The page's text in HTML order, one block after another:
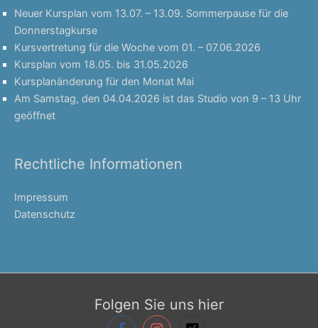
Neuer Kursplan vom 13.07. – 13.09. Sommerpause für die
Donnerstagkurse
Kursvertretung für die Woche vom 01. – 07.06.2026
Kursplan vom 18.05. bis 31.05.2026
Kursplanänderung für den Monat Mai
Am Samstag, den 04.04.2026 ist das Studio von 9 – 13 Uhr
geöffnet
Rechtliche Informationen
Impressum
Datenschutz
Folgen Sie uns hier